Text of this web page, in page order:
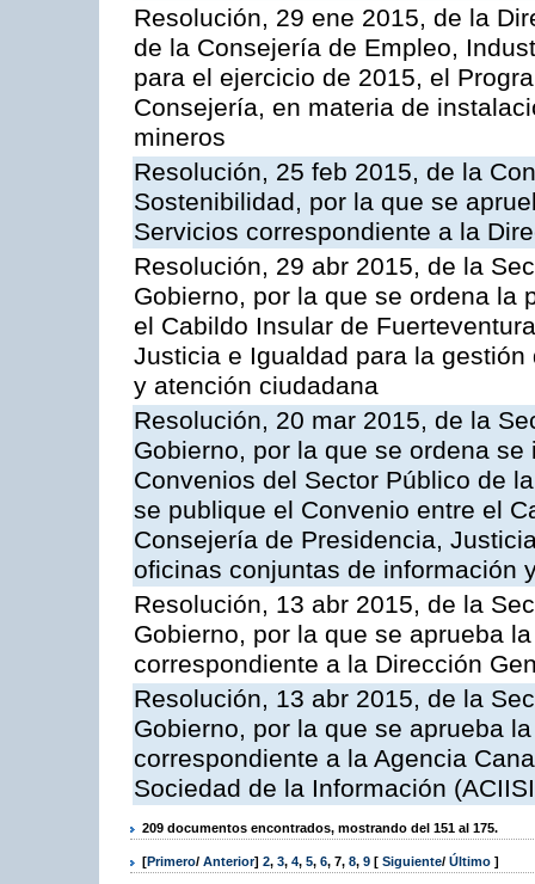
Resolución, 29 ene 2015, de la
de la Consejería de Empleo,
para el ejercicio de 2015, el
Consejería, en materia de
mineros
Resolución, 25 feb 2015, de la
Sostenibilidad, por la que se
Servicios correspondiente a la
Resolución, 29 abr 2015, de la
Gobierno, por la que se ordena la
el Cabildo Insular de
Justicia e Igualdad para la
y atención ciudadana
Resolución, 20 mar 2015, de la
Gobierno, por la que se ordena
Convenios del Sector Público de
se publique el Convenio entre el
Consejería de Presidencia,
oficinas conjuntas de información
Resolución, 13 abr 2015, de la
Gobierno, por la que se aprueba
correspondiente a la Dirección
Resolución, 13 abr 2015, de la
Gobierno, por la que se aprueba
correspondiente a la Agencia
Sociedad de la Información
209 documentos encontrados, mostrando del 151 al 175.
[Primero/ Anterior] 2, 3, 4, 5, 6, 7, 8, 9 [ Siguiente/ Último ]